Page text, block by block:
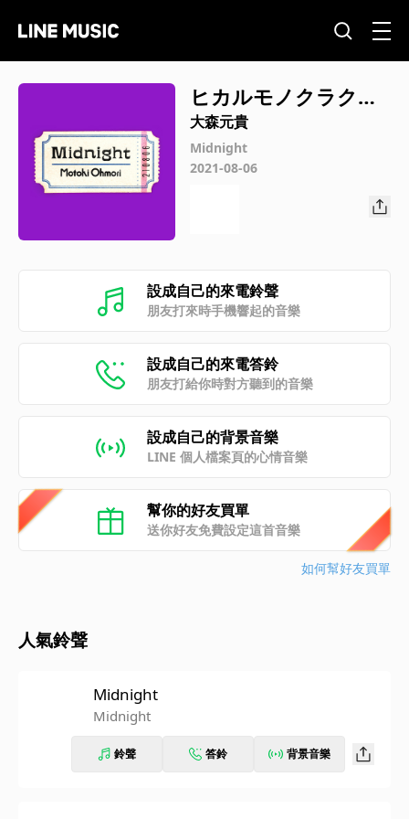
ヒカルモノクラクナ
ル
大森元貴
Midnight
2021-08-06
設成自己的來電鈴聲
朋友打來時手機響起的音樂
設成自己的來電答鈴
朋友打給你時對方聽到的音樂
設成自己的背景音樂
LINE 個人檔案頁的心情音樂
幫你的好友買單
送你好友免費設定這首音樂
如何幫好友買單
人氣鈴聲
Midnight
Midnight
鈴聲 答鈴 背景音樂